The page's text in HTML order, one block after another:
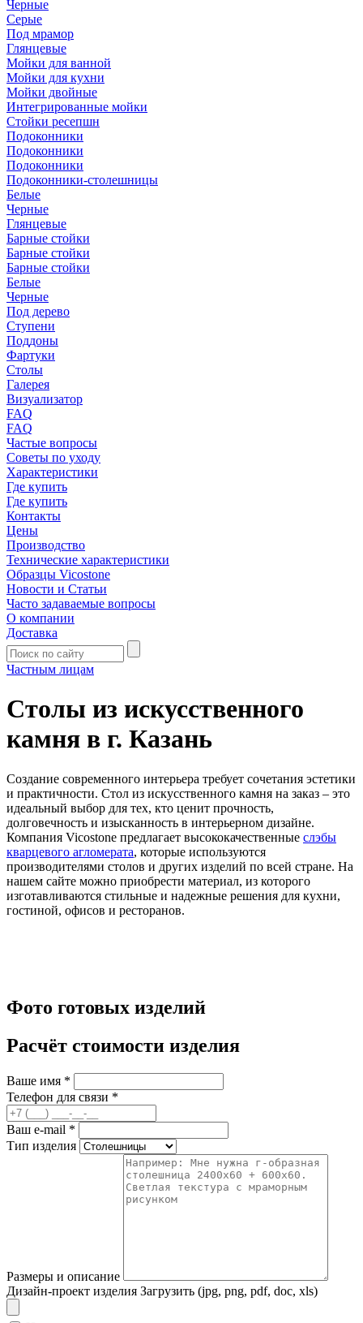
Черные
Серые
Под мрамор
Глянцевые
Мойки для ванной
Мойки для кухни
Мойки двойные
Интегрированные мойки
Стойки ресепшн
Подоконники
Подоконники
Подоконники
Подоконники-столешницы
Белые
Черные
Глянцевые
Барные стойки
Барные стойки
Барные стойки
Белые
Черные
Под дерево
Ступени
Поддоны
Фартуки
Столы
Галерея
Визуализатор
FAQ
FAQ
Частые вопросы
Советы по уходу
Характеристики
Где купить
Где купить
Контакты
Цены
Производство
Технические характеристики
Образцы Vicostone
Новости и Статьи
Часто задаваемые вопросы
О компании
Доставка
Частным лицам
Столы из искусственного
камня в г. Казань
Создание современного интерьера требует сочетания эстетики
и практичности. Стол из искусственного камня на заказ – это
идеальный выбор для тех, кто ценит прочность,
долговечность и изысканность в интерьерном дизайне.
Компания Vicostone предлагает высококачественные слэбы
кварцевого агломерата, которые используются
производителями столов и других изделий по всей стране. На
нашем сайте можно приобрести материал, из которого
изготавливаются стильные и надежные решения для кухни,
гостиной, офисов и ресторанов.
Фото готовых изделий
Расчёт стоимости изделия
Ваше имя *
Телефон для связи *
Ваш e-mail *
Тип изделия
Размеры и описание
Дизайн-проект изделия Загрузить (jpg, png, pdf, doc, xls)